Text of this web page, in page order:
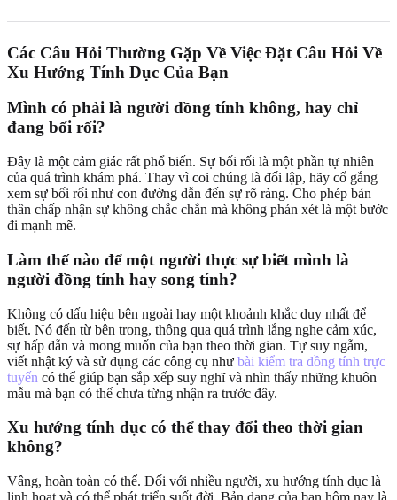
Các Câu Hỏi Thường Gặp Về Việc Đặt Câu Hỏi Về
Xu Hướng Tính Dục Của Bạn
Mình có phải là người đồng tính không, hay chỉ
đang bối rối?
Đây là một cảm giác rất phổ biến. Sự bối rối là một phần tự nhiên
của quá trình khám phá. Thay vì coi chúng là đối lập, hãy cố gắng
xem sự bối rối như con đường dẫn đến sự rõ ràng. Cho phép bản
thân chấp nhận sự không chắc chắn mà không phán xét là một bước
đi mạnh mẽ.
Làm thế nào để một người thực sự biết mình là
người đồng tính hay song tính?
Không có dấu hiệu bên ngoài hay một khoảnh khắc duy nhất để
biết. Nó đến từ bên trong, thông qua quá trình lắng nghe cảm xúc,
sự hấp dẫn và mong muốn của bạn theo thời gian. Tự suy ngẫm,
viết nhật ký và sử dụng các công cụ như bài kiểm tra đồng tính trực
tuyến có thể giúp bạn sắp xếp suy nghĩ và nhìn thấy những khuôn
mẫu mà bạn có thể chưa từng nhận ra trước đây.
Xu hướng tính dục có thể thay đổi theo thời gian
không?
Vâng, hoàn toàn có thể. Đối với nhiều người, xu hướng tính dục là
linh hoạt và có thể phát triển suốt đời. Bản dạng của bạn hôm nay là